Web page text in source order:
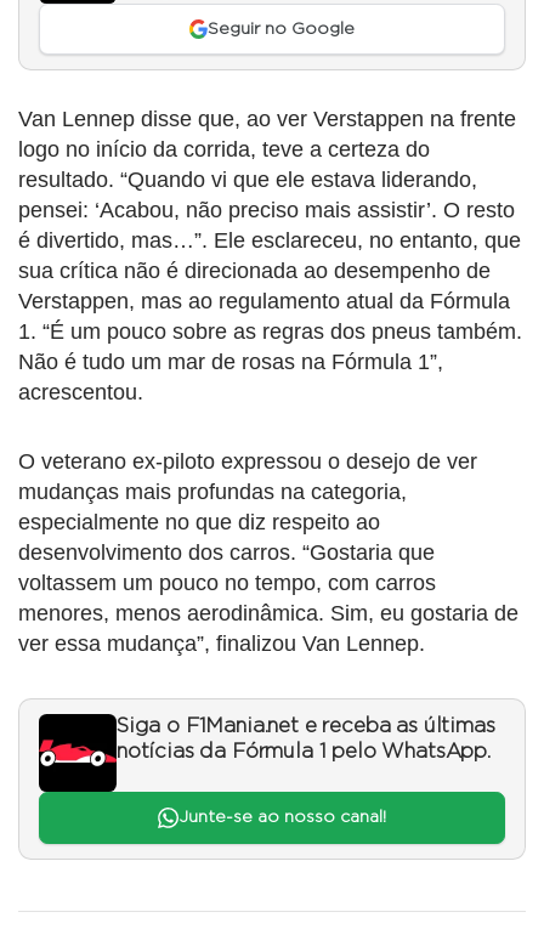
Seguir no Google
Van Lennep disse que, ao ver Verstappen na frente
logo no início da corrida, teve a certeza do
resultado. “Quando vi que ele estava liderando,
pensei: ‘Acabou, não preciso mais assistir’. O resto
é divertido, mas…”. Ele esclareceu, no entanto, que
sua crítica não é direcionada ao desempenho de
Verstappen, mas ao regulamento atual da Fórmula
1. “É um pouco sobre as regras dos pneus também.
Não é tudo um mar de rosas na Fórmula 1”,
acrescentou.
O veterano ex-piloto expressou o desejo de ver
mudanças mais profundas na categoria,
especialmente no que diz respeito ao
desenvolvimento dos carros. “Gostaria que
voltassem um pouco no tempo, com carros
menores, menos aerodinâmica. Sim, eu gostaria de
ver essa mudança”, finalizou Van Lennep.
Siga o F1Mania.net e receba as últimas
notícias da Fórmula 1 pelo WhatsApp.
Junte-se ao nosso canal!